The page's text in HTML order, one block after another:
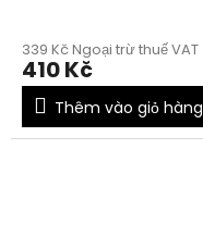
FT91B060/14
339 Kč Ngoại trừ thuế VAT
410 Kč
Thêm vào giỏ hàng